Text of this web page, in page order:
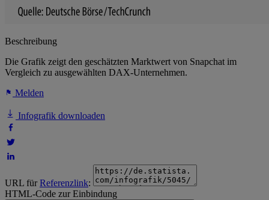
Beschreibung
Die Grafik zeigt den geschätzten Marktwert von Snapchat im
Vergleich zu ausgewählten DAX-Unternehmen.
Melden
Infografik downloaden
URL fürReferenzlink:
HTML-Code zur Einbindung